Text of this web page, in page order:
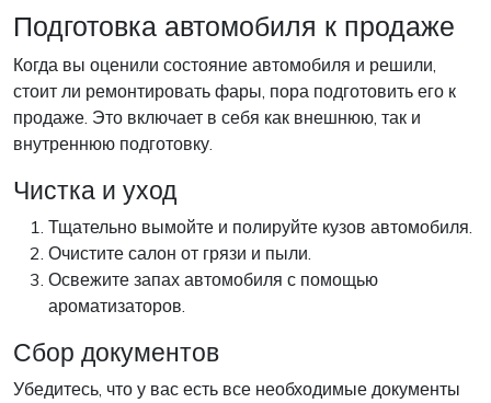
Подготовка автомобиля к продаже
Когда вы оценили состояние автомобиля и решили,
стоит ли ремонтировать фары, пора подготовить его к
продаже. Это включает в себя как внешнюю, так и
внутреннюю подготовку.
Чистка и уход
Тщательно вымойте и полируйте кузов автомобиля.
Очистите салон от грязи и пыли.
Освежите запах автомобиля с помощью
ароматизаторов.
Сбор документов
Убедитесь, что у вас есть все необходимые документы